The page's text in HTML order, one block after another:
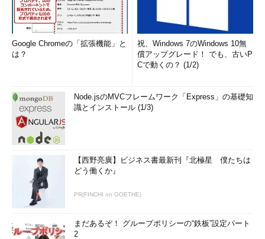
Google Chromeの「拡張機能」と
は？
祝、Windows 7のWindows 10無
償アップグレード！ でも、古いP
Cで動くの？ (1/2)
Node.jsのMVCフレームワーク「Express」の基礎知
識とインストール (1/3)
【西野亮廣】ビジネス書最新刊『北極星 僕たちは
どう働くか』
PR(FINCHI on GOETHE)
まだあるぞ！ グループポリシーの“鉄板”設定パート
2